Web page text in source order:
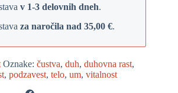
v 1-3 delovnih dneh.
za naročila nad 35,00 €.
Oznake: čustva, duh, duhovna rast,
, podzavest, telo, um, vitalnost